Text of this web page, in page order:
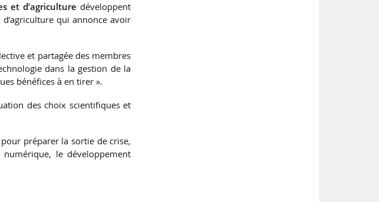
et d’agriculture développent
qui annonce avoir
et partagée des membres
dans la gestion de la
bénéfices à en tirer ».
des choix scientifiques et
préparer la sortie de crise,
le développement